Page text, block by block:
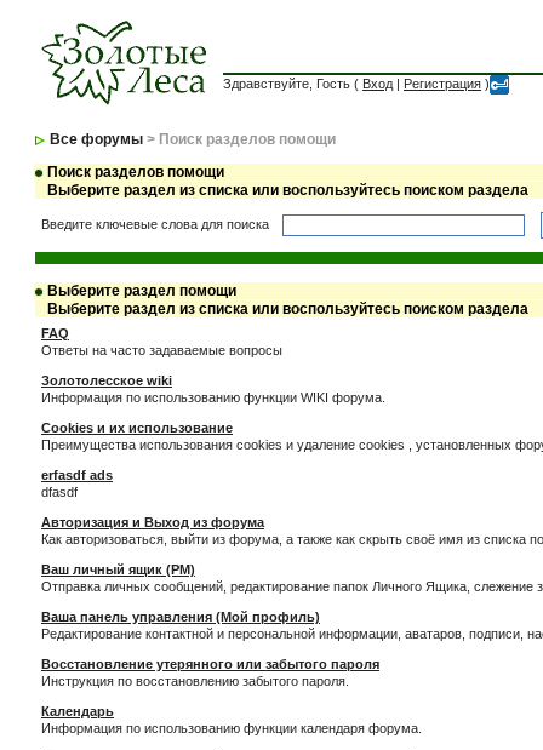
Здравствуйте, Гость ( Вход | Регистрация )
Все форумы > Поиск разделов помощи
Поиск разделов помощи
Выберите раздел из списка или воспользуйтесь поиском раздела
Введите ключевые слова для поиска
Выберите раздел помощи
Выберите раздел из списка или воспользуйтесь поиском раздела
FAQ
Ответы на часто задаваемые вопросы
Золотолесское wiki
Информация по использованию функции WIKI форума.
Cookies и их использование
Преимущества использования cookies и удаление cookies , установленных
erfasdf ads
dfasdf
Авторизация и Выход из форума
Как авторизоваться, выйти из форума, а также как скрыть своё имя из списка
Ваш личный ящик (PM)
Отправка личных сообщений, редактирование папок Личного Ящика,
Ваша панель управления (Мой профиль)
Редактирование контактной и персональной информации, аватаров,
Восстановление утерянного или забытого пароля
Инструкция по восстановлению забытого пароля.
Календарь
Информация по использованию функции календаря форума.